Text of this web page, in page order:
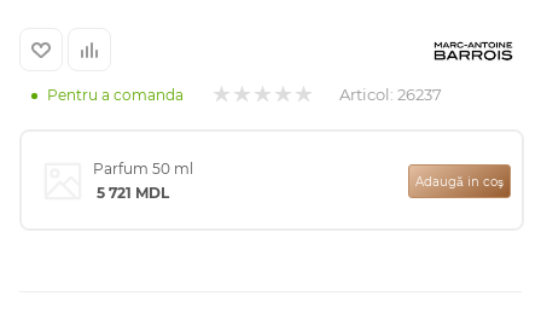
Pentru a comanda Articol: 26237
Parfum 50 ml
5 721 MDL
Adaugă in coş